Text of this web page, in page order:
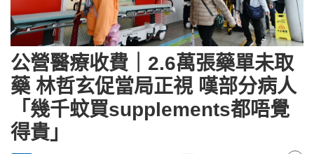
公營醫療收費｜2.6萬張藥單未取
藥 林哲玄促當局正視 嘆部分病人
「幾千蚊買supplements都唔覺
得貴」